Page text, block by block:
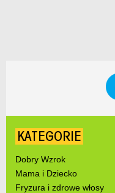
KATEGORIE
Dobry Wzrok
Mama i Dziecko
Fryzura i zdrowe włosy